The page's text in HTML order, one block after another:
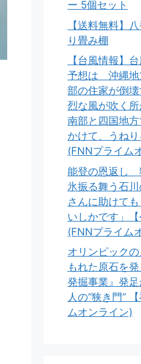
ー 5個セット
【送料無料】
り畳み棚
【台風情報】
予想は 沖縄地
部の住家が倒
烈な風が吹く
南部と四国地
かけて、うね
(FNNプライム
能登の恩返し
氷振る舞う石
さんに助けて
いしかです」【
(FNNプライム
オリンピック
もれた原石を
発掘事業』発
人の“狭き門”
ムオンライン)